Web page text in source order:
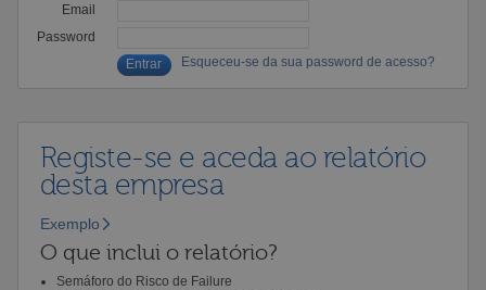
Email
Password
Esqueceu-se da sua password de acesso?
Registe-se e aceda ao relatório
desta empresa
Exemplo
O que inclui o relatório?
Semáforo do Risco de Failure